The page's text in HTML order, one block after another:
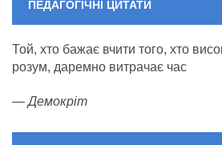
ПЕДАГОГІЧНІ ЦИТАТИ
Той, хто бажає вчити того, хто
розум, даремно витрачає час
—Демокріт